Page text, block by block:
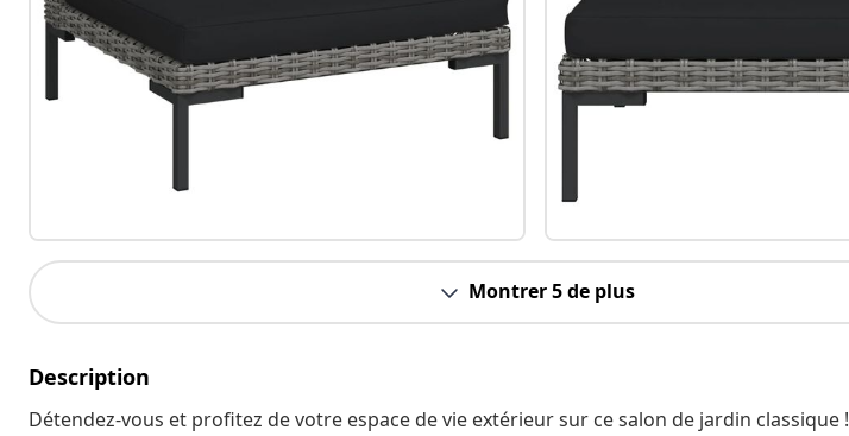
Montrer 5 de plus
Description
Détendez-vous et profitez de votre espace de vie extérieur sur ce salon de jardin classique !